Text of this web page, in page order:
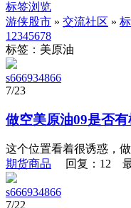
标签浏览
游侠股市 » 交流社区 »
1 2345678
标签：美原油
s666934866
7/23
做空美原油09是否有
这个位置看着很诱惑，
期货商品 回复：12 最
s666934866
7/22